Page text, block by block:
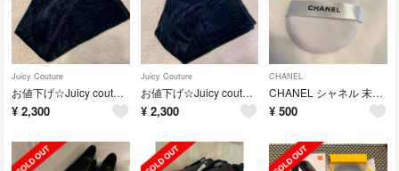
Juicy Couture
お値下げ☆Juicy couture ジューシー クチュール ベロアパンツ
¥ 2,300
Juicy Couture
お値下げ☆Juicy couture ジューシー クチュール ベロアパンツ
¥ 2,300
CHANEL
CHANEL シャネル 未使用 パフ パウダー
¥ 500